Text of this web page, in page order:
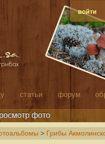
войти
статьи форум
фото
> Грибы